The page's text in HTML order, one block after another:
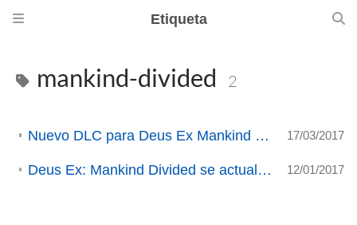
Etiqueta
mankind-divided 2
Nuevo DLC para Deus Ex Mankind Divided: A Criminal Past 17/03/2017
Deus Ex: Mankind Divided se actualiza con nuevo material gratuito 12/01/2017